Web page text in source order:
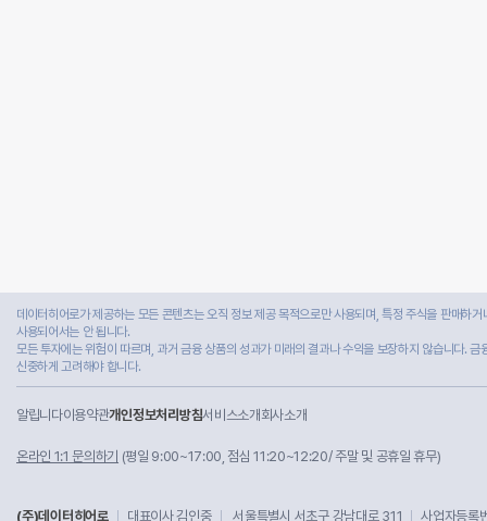
데이터히어로가 제공하는 모든 콘텐츠는 오직 정보 제공 목적으로만 사용되며, 특정 주식을 판매하
사용되어서는 안 됩니다.
모든 투자에는 위험이 따르며, 과거 금융 상품의 성과가 미래의 결과나 수익을 보장하지 않습니다.
신중하게 고려해야 합니다.
알립니다이용약관개인정보처리방침서비스소개 회사소개
온라인 1:1 문의하기 (평일 9:00~17:00, 점심 11:20~12:20/ 주말 및 공휴일 휴무)
(주)데이터히어로 대표이사 김인중 서울특별시 서초구 강남대로 311
사업자등